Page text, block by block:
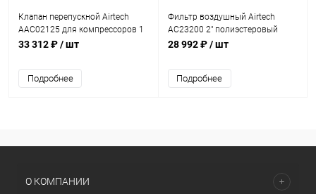
Клапан перепускной Airtech
AAC02125 для компрессоров 1
1/4" (0501227)
33 312 ₽/ шт
Подробнее
Фильтр воздушный Airtech
AC23200 2" полиэстеровый
картридж (0501350)
28 992 ₽/ шт
Подробнее
О КОМПАНИИ